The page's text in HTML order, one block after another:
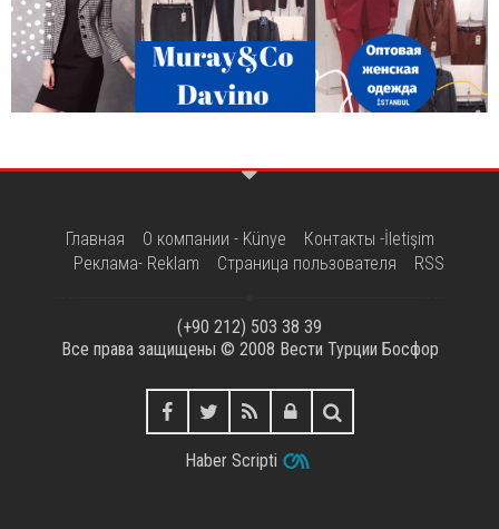
Главная О компании - Künye
Контакты -İletişim
Реклама- Reklam
Страница пользователя RSS
(+90 212) 503 38 39
Все права защищены © 2008 Вести Турции Босфор
Haber Scripti